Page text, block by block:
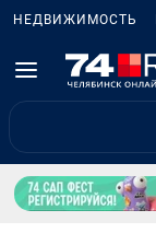
НЕДВИЖИМОСТЬ